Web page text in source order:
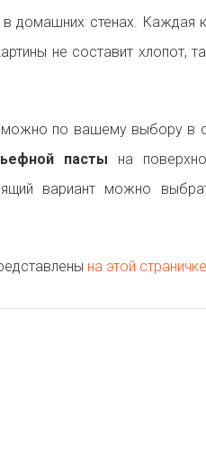
домашних стенах. Каждая
не составит хлопот,
по вашему выбору в
пасты на
вариант можно
на этой страничке